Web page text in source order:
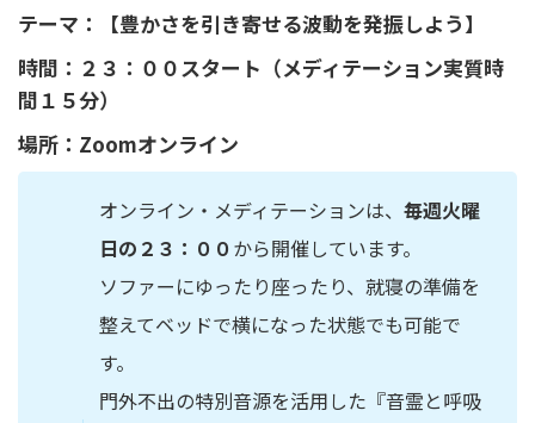
テーマ：【豊かさを引き寄せる波動を発振しよう】
時間：２３：００スタート（メディテーション実質時
間１５分）
場所：Zoomオンライン
オンライン・メディテーションは、 毎週火曜
日の２３：００ から開催しています。
ソファーにゆったり座ったり、就寝の準備を
整えてベッドで横になった状態でも可能で
す。
門外不出の特別音源を活用した『音霊と呼吸